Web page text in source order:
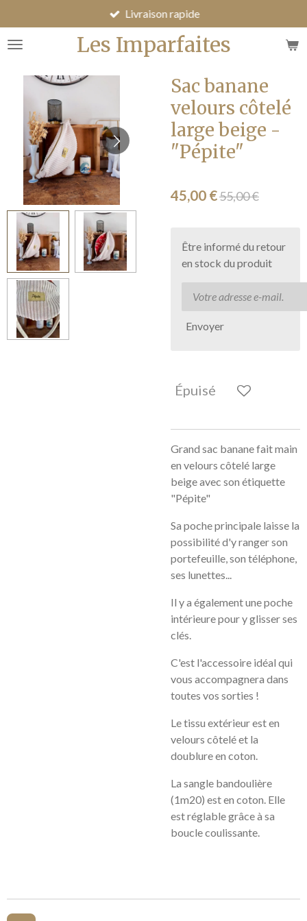
au
contenu
Les Imparfaites
Livraison rapide
Sac banane
velours côtelé
large beige -
"Pépite"
45,00 €55,00 €
Être informé du retour
en stock du produit
Envoyer
Épuisé
Grand sac banane fait main
en velours côtelé large
beige avec son étiquette
"Pépite"
Sa poche principale laisse la
possibilité d'y ranger son
portefeuille, son téléphone,
ses lunettes...
Il y a également une poche
intérieure pour y glisser ses
clés.
C'est l'accessoire idéal qui
vous accompagnera dans
toutes vos sorties !
Le tissu extérieur est en
velours côtelé et la
doublure en coton.
La sangle bandoulière
(1m20) est en coton. Elle
est réglable grâce à sa
boucle coulissante.